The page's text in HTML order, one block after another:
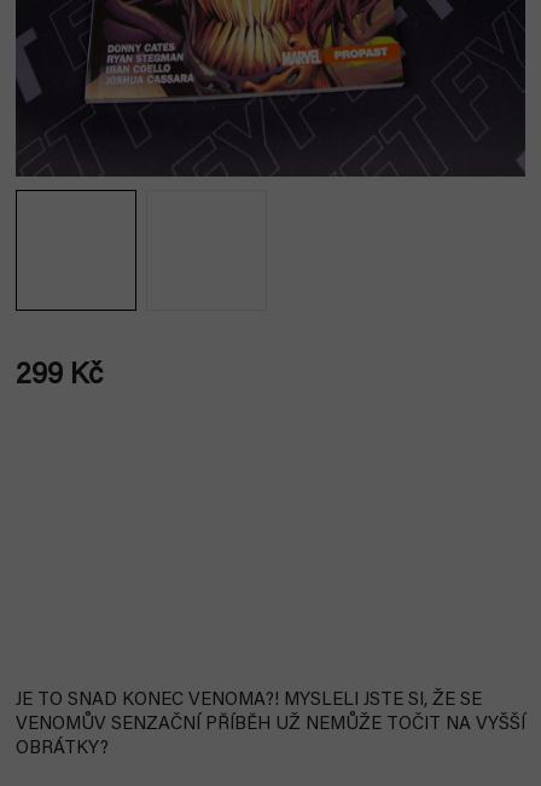
299 Kč
JE TO SNAD KONEC VENOMA?! MYSLELI JSTE SI, ŽE SE
VENOMŮV SENZAČNÍ PŘÍBĚH UŽ NEMŮŽE TOČIT NA VYŠŠÍ
OBRÁTKY?